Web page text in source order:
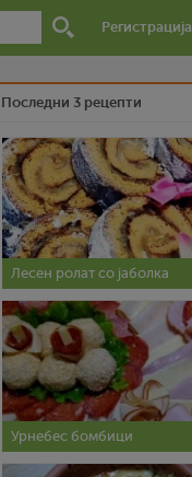
Регистрација
Последни 3 рецепти
Лесен ролат со јаболка
Урнебес бомбици